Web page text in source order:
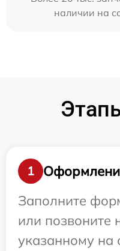
наличии на
1
Заполните
или позвоните
указанному на